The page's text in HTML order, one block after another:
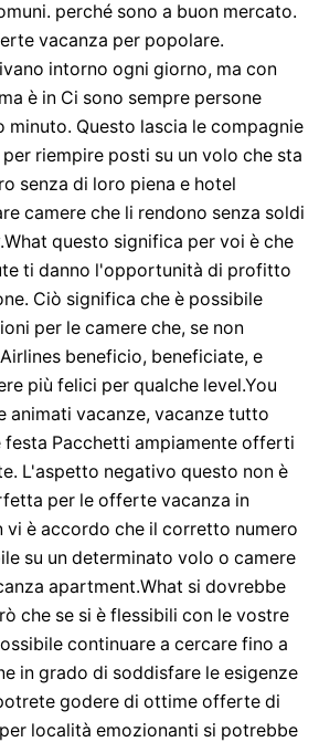
perché sono a buon mercato.
vacanza per popolare.
intorno ogni giorno, ma con
è in Ci sono sempre persone
minuto. Questo lascia le compagnie
riempire posti su un volo che sta
senza di loro piena e hotel
camere che li rendono senza soldi
questo significa per voi è che
ti danno l'opportunità di profitto
Ciò significa che è possibile
per le camere che, se non
beneficio, beneficiate, e
più felici per qualche level.You
animati vacanze, vacanze tutto
festa Pacchetti ampiamente offerti
L'aspetto negativo questo non è
per le offerte vacanza in
vi è accordo che il corretto numero
su un determinato volo o camere
apartment.What si dovrebbe
che se si è flessibili con le vostre
continuare a cercare fino a
in grado di soddisfare le esigenze
godere di ottime offerte di
località emozionanti si potrebbe